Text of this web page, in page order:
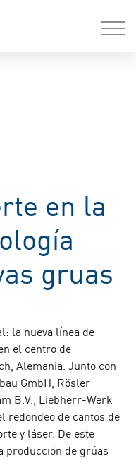
en la
gruas
la nueva línea de
el centro de
Alemania. Junto con
GmbH, Rösler
B.V., Liebherr-Werk
redondeo de cantos de
y láser. De este
producción de grúas